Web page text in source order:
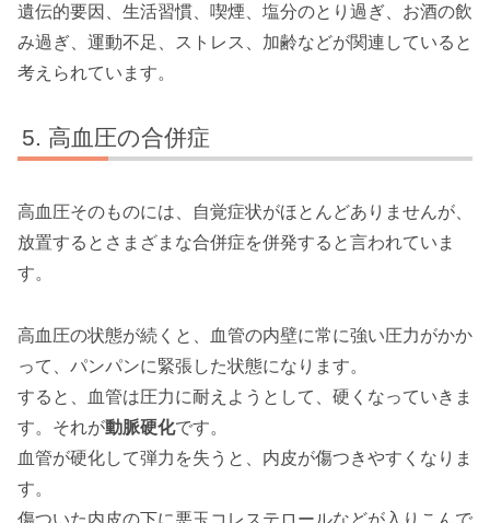
遺伝的要因、生活習慣、喫煙、塩分のとり過ぎ、お酒の飲
み過ぎ、運動不足、ストレス、加齢などが関連していると
考えられています。
高血圧の合併症
高血圧そのものには、自覚症状がほとんどありませんが、
放置するとさまざまな合併症を併発すると言われていま
す。
高血圧の状態が続くと、血管の内壁に常に強い圧力がかか
って、パンパンに緊張した状態になります。
すると、血管は圧力に耐えようとして、硬くなっていきま
す。それが動脈硬化です。
血管が硬化して弾力を失うと、内皮が傷つきやすくなりま
す。